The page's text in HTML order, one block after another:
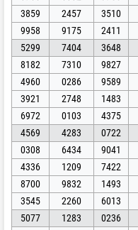
3859
2457 3510
9958
9175 2411
5299
7404 3648
8182
7310 9827
4960
0286 9589
3921
2748 1483
6972
0103 4375
4569
4283 0722
0308
6434 9041
4336
1209 7422
8700
9832 1493
3545
2260 6013
5077
1283 0236